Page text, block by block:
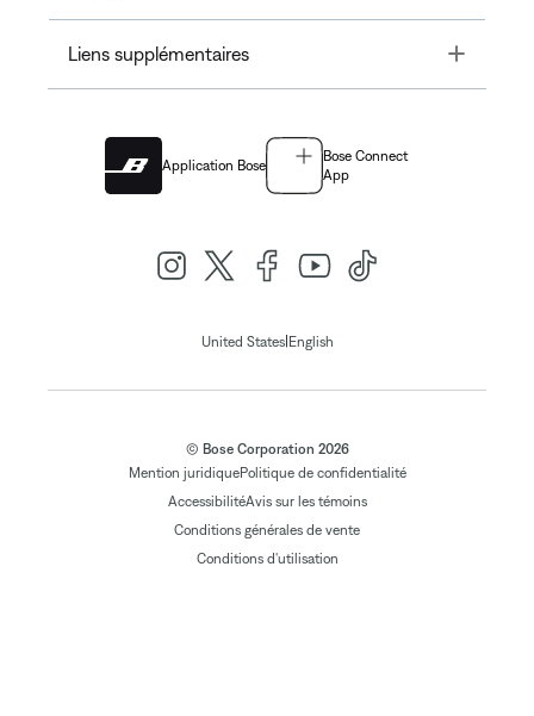
Liens supplémentaires Toggle
Application Bose
Bose Connect
App
United States| English
© Bose Corporation 2026
Mention juridiquePolitique de confidentialité
AccessibilitéAvis sur les témoins
Conditions générales de vente
Conditions d'utilisation